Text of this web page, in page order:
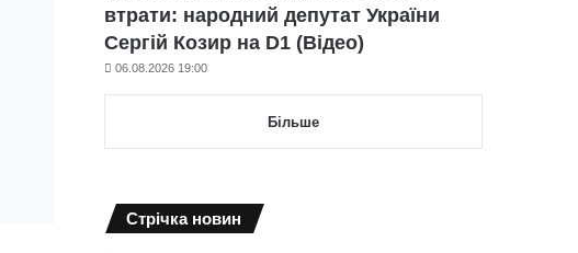
втрати: народний депутат України
Сергій Козир на D1 (Відео)
06.08.2026 19:00
Більше
Cтрічка новин